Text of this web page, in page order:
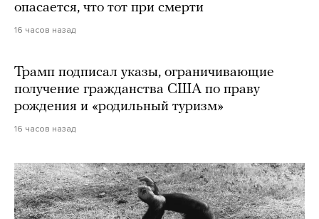
опасается, что тот при смерти
16 часов назад
Трамп подписал указы, ограничивающие
получение гражданства США по праву
рождения и «родильный туризм»
16 часов назад